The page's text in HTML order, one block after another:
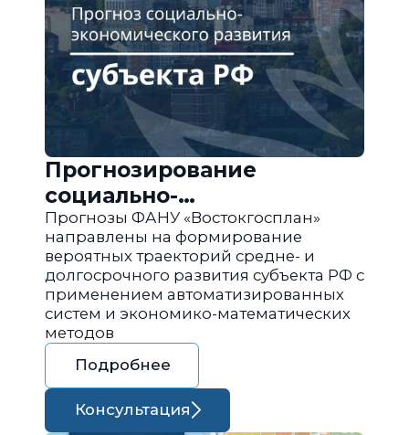
Прогнозирование
социально-
экономического развития
региона РФ
Прогнозы ФАНУ «Востокгосплан»
направлены на формирование
вероятных траекторий средне- и
долгосрочного развития субъекта РФ с
применением автоматизированных
систем и экономико-математических
методов
Подробнее
Консультация